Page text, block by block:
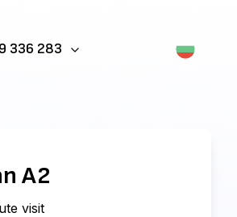
336 283
A2
visit